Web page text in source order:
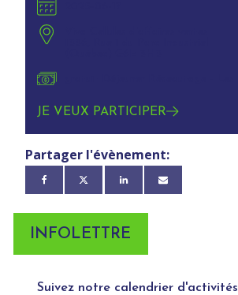
JE VEUX PARTICIPER
Partager l'évènement:
INFOLETTRE
Suivez notre calendrier d'activités